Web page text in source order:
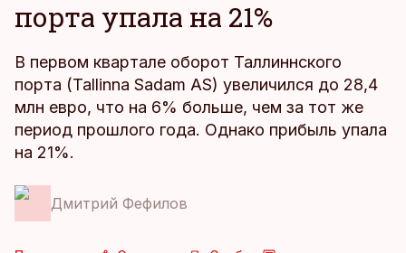
порта упала на 21%
В первом квартале оборот Таллиннского
порта (Tallinna Sadam AS) увеличился до 28,4
млн евро, что на 6% больше, чем за тот же
период прошлого года. Однако прибыль упала
на 21%.
Дмитрий Фефилов